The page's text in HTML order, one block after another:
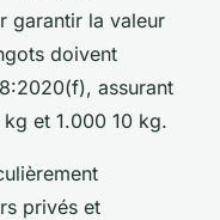
garantir la valeur
doivent
assurant
et 1.000 10 kg.
privés et